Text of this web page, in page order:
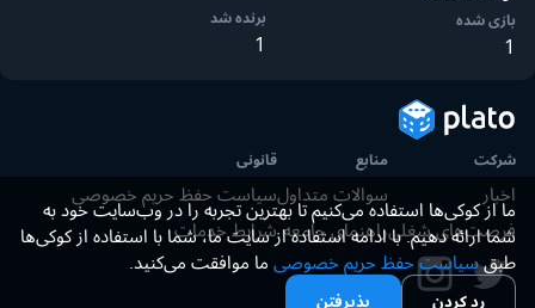
بازی شده
1
برنده شد
1
شرکت
اخبار
فرصت‌های شغلی
منابع
سوالات متداول
راهنمای جامعه
قانونی
سیاست حفظ حریم خصوصی
شرایط خدمات
ما از کوکی‌ها استفاده می‌کنیم تا بهترین تجربه را در وب‌سایت خود به
شما ارائه دهیم. با ادامه استفاده از سایت ما، شما با استفاده از کوکی‌ها
طبقسیاست حفظ حریم خصوصی ما موافقت می‌کنید.
رد کردن پذیرفتن